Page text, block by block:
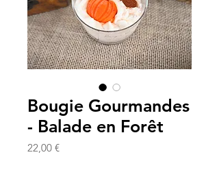
Bougie Gourmandes
- Balade en Forêt
22,00 €Preis